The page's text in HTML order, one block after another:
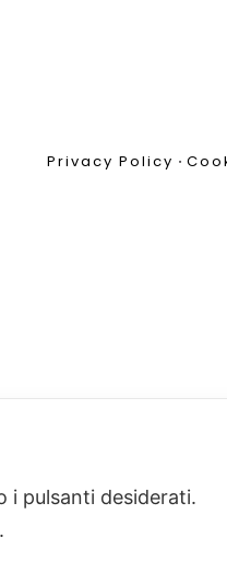
Privacy Policy •
i pulsanti desiderati.